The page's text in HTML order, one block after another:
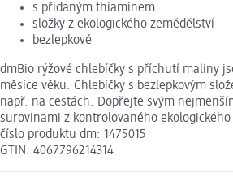
s přidaným thiaminem
složky z ekologického zemědělství
bezlepkové
dmBio rýžové chlebíčky s příchutí maliny
měsíce věku. Chlebíčky s bezlepkovým
např. na cestách. Dopřejte svým
surovinami z kontrolovaného ekologického
číslo produktu dm: 1475015
GTIN: 4067796214314